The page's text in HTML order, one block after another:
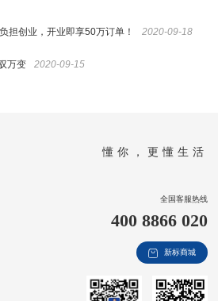
担创业，开业即享50万订单！ 2020-09-18
万变 2020-09-15
懂你，更懂生活
全国客服热线
400 8866 020
新标商城